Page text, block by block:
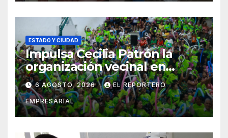
ESTADO Y CIUDAD
Impulsa Cecilia Patrón la
organización vecinal en
Mérida y suma a comités de
vigilancia en la prevención
social del delito
6 AGOSTO, 2026 EL REPORTERO
EMPRESARIAL